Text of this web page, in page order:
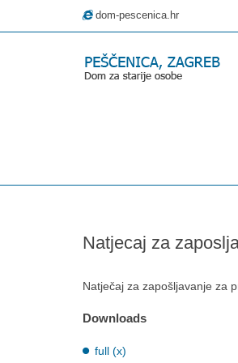
dom-pescenica.hr
Natjecaj za
Natječaj za zapošljavanje za
Downloads
full (x)